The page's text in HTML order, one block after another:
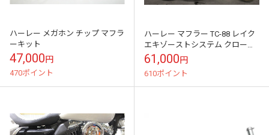
ハーレー メガホン チップ マフラ
ーキット
47,000円
470ポイント
ハーレー マフラー TC-88 レイク
エキゾーストシステム クローム
FXST FLT
61,000円
610ポイント